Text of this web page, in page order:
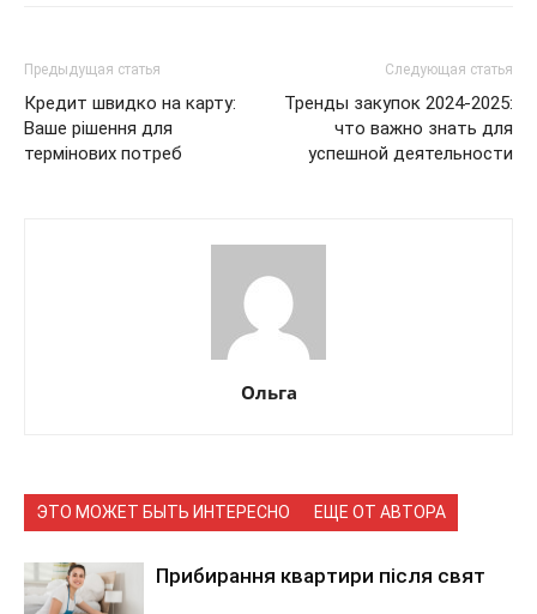
Предыдущая статья
Кредит швидко на карту:
Ваше рішення для
термінових потреб
Следующая статья
Тренды закупок 2024-2025:
что важно знать для
успешной деятельности
Ольга
ЭТО МОЖЕТ БЫТЬ ИНТЕРЕСНО ЕЩЕ ОТ АВТОРА
Прибирання квартири після свят